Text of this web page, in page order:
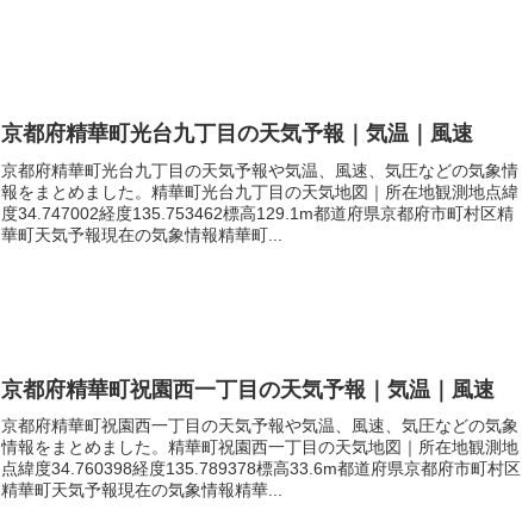
京都府精華町光台九丁目の天気予報｜気温｜風速
京都府精華町光台九丁目の天気予報や気温、風速、気圧などの気象情
報をまとめました。精華町光台九丁目の天気地図｜所在地観測地点緯
度34.747002経度135.753462標高129.1m都道府県京都府市町村区精
華町天気予報現在の気象情報精華町...
京都府精華町祝園西一丁目の天気予報｜気温｜風速
京都府精華町祝園西一丁目の天気予報や気温、風速、気圧などの気象
情報をまとめました。精華町祝園西一丁目の天気地図｜所在地観測地
点緯度34.760398経度135.789378標高33.6m都道府県京都府市町村区
精華町天気予報現在の気象情報精華...